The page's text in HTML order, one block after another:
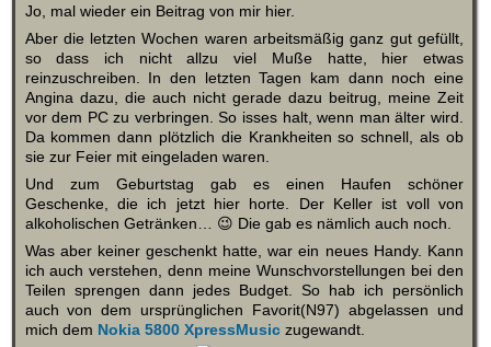
Jo, mal wieder ein Beitrag von mir hier.
Aber die letzten Wochen waren arbeitsmäßig ganz gut gefüllt,
so dass ich nicht allzu viel Muße hatte, hier etwas
reinzuschreiben. In den letzten Tagen kam dann noch eine
Angina dazu, die auch nicht gerade dazu beitrug, meine Zeit
vor dem PC zu verbringen. So isses halt, wenn man älter wird.
Da kommen dann plötzlich die Krankheiten so schnell, als ob
sie zur Feier mit eingeladen waren.
Und zum Geburtstag gab es einen Haufen schöner
Geschenke, die ich jetzt hier horte. Der Keller ist voll von
alkoholischen Getränken… 😉 Die gab es nämlich auch noch.
Was aber keiner geschenkt hatte, war ein neues Handy. Kann
ich auch verstehen, denn meine Wunschvorstellungen bei den
Teilen sprengen dann jedes Budget. So hab ich persönlich
auch von dem ursprünglichen Favorit(N97) abgelassen und
mich dem Nokia 5800 XpressMusiczugewandt.